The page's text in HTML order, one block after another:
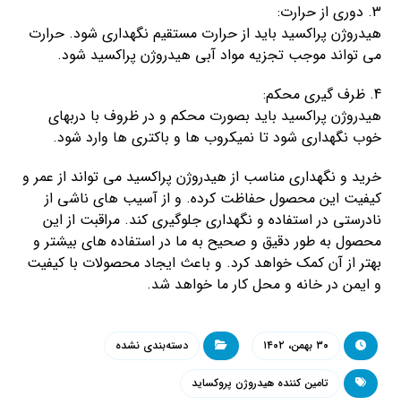
3. دوری از حرارت:
هیدروژن پراکسید باید از حرارت مستقیم نگهداری شود. حرارت
می تواند موجب تجزیه مواد آبی هیدروژن پراکسید شود.
4. ظرف گیری محکم:
هیدروژن پراکسید باید بصورت محکم و در ظروف با دربهای
خوب نگهداری شود تا نمیکروب ها و باکتری ها وارد شود.
خرید و نگهداری مناسب از هیدروژن پراکسید می تواند از عمر و
کیفیت این محصول حفاظت کرده. و از آسیب های ناشی از
نادرستی در استفاده و نگهداری جلوگیری کند. مراقبت از این
محصول به طور دقیق و صحیح به ما در استفاده های بیشتر و
بهتر از آن کمک خواهد کرد. و باعث ایجاد محصولات با کیفیت
و ایمن در خانه و محل کار ما خواهد شد.
۳۰ بهمن، ۱۴۰۲ دسته‌بندی نشده
تامین کننده هیدروژن پروکساید